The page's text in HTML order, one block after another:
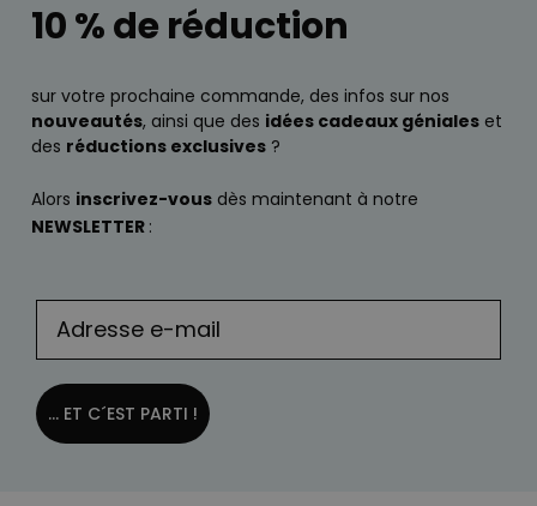
10 % de réduction
sur votre prochaine commande, des infos sur nos
nouveautés, ainsi que des idées cadeaux géniales et
des réductions exclusives ?
Alors inscrivez-vous dès maintenant à notre
NEWSLETTER :
... ET C´EST PARTI !